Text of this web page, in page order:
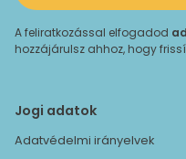
Jogi adatok
Adatvédelmi irányelvek
A feliratkozással elfogadod
hozzájárulsz ahhoz, hogy